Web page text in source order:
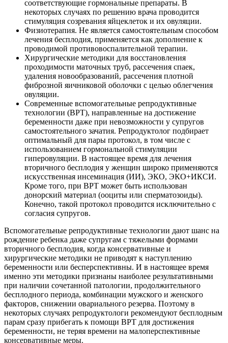
соответствующие гормональные препараты. В
некоторых случаях по решению врача проводится
стимуляция созревания яйцеклеток и их овуляции.
Физиотерапия. Не является самостоятельным способом
лечения бесплодия, применяется как дополнение к
проводимой противовоспалительной терапии.
Хирургические методики для восстановления
проходимости маточных труб, рассечения спаек,
удаления новообразований, рассечения плотной
фиброзной яичниковой оболочки с целью облегчения
овуляции.
Современные вспомогательные репродуктивные
технологии (ВРТ), направленные на достижение
беременности даже при невозможности у супругов
самостоятельного зачатия. Репродуктолог подбирает
оптимальный для пары протокол, в том числе с
использованием гормональной стимуляции
гиперовуляции. В настоящее время для лечения
вторичного бесплодия у женщин широко применяются
искусственная инсеминация (ИИ), ЭКО, ЭКО+ИКСИ.
Кроме того, при ВРТ может быть использован
донорский материал (ооциты или сперматозоиды).
Конечно, такой протокол проводится исключительно с
согласия супругов.
Вспомогательные репродуктивные технологии дают шанс на
рождение ребенка даже супругам с тяжелыми формами
вторичного бесплодия, когда консервативные и
хирургические методики не приводят к наступлению
беременности или бесперспективны. И в настоящее время
именно эти методики признаны наиболее результативными
при наличии сочетанной патологии, продолжительного
бесплодного периода, комбинации мужского и женского
факторов, снижении овариального резерва. Поэтому в
некоторых случаях репродуктологи рекомендуют бесплодным
парам сразу прибегать к помощи ВРТ для достижения
беременности, не теряя времени на малоперспективные
консервативные меры.